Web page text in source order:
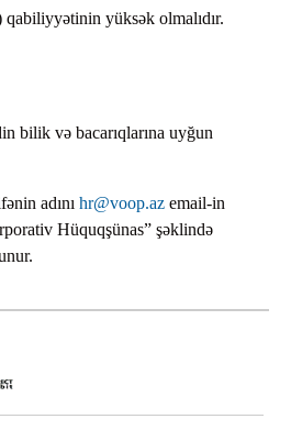
qabiliyyətinin yüksək olmalıdır.
bilik və bacarıqlarına uyğun
adını hr@voop.az email-in
Hüquqşünas” şəklində